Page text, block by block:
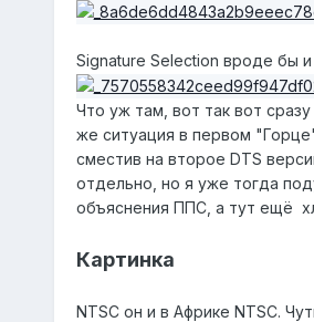
Signature Selection вроде бы
Что уж там, вот так вот
же ситуация в первом
сместив на второе DTS
отдельно, но я уже тогда
объяснения ППС, а тут ещё
Картинка
NTSC он и в Африке NTSC.